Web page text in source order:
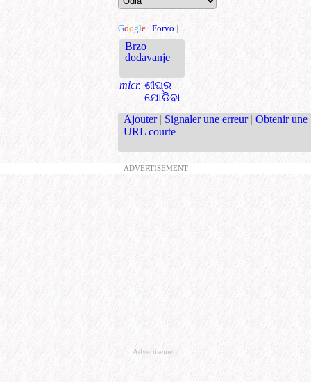
+
Google | Forvo | +
Brzo
dodavanje
micr. ଶୀଘ୍ର
ଯୋଡିବା
Ajouter | Signaler une erreur | Obtenir une
URL courte
ADVERTISEMENT
Advertisement